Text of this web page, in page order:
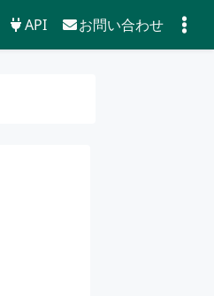
API お問い合わせ